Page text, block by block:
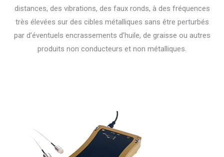
distances, des vibrations, des faux ronds, à des fréquences
très élevées sur des cibles métalliques sans être perturbés
par d’éventuels encrassements d’huile, de graisse ou autres
produits non conducteurs et non métalliques.